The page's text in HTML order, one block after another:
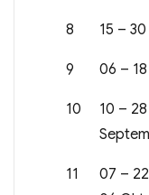
8 15 –
9 06 –
10
10 –
11
07 –